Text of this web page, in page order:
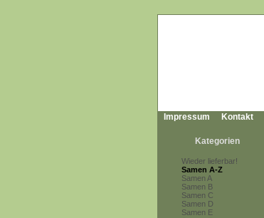
Impressum Kontakt
Kategorien
Wieder lieferbar!
Samen A-Z
Samen A
Samen B
Samen C
Samen D
Samen E